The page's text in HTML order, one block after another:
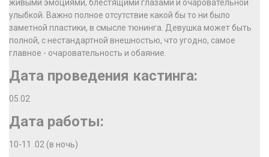
живыми эмоциями, блестящими глазами и очаровательной
улыбкой. Важно полное отсутствие какой бы то ни было
заметной пластики, в смысле тюнинга. Девушка может быть
полной, с нестандартной внешностью, что угодно, самое
главное - очаровательность и обаяние.
Дата проведения кастинга:
05.02
Дата работы:
10-11 .02 (в ночь)